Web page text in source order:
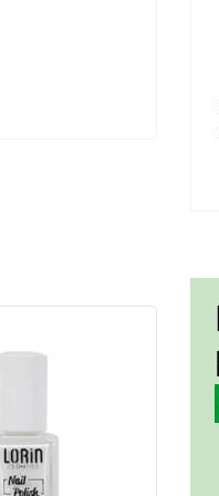
και